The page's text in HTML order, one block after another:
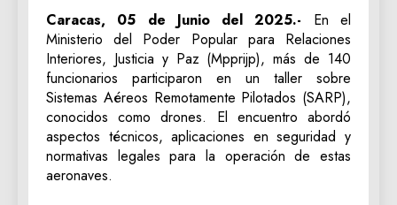
Caracas, 05 de Junio del 2025.- En el
Ministerio del Poder Popular para Relaciones
Interiores, Justicia y Paz (Mpprijp), más de 140
funcionarios participaron en un taller sobre
Sistemas Aéreos Remotamente Pilotados (SARP),
conocidos como drones. El encuentro abordó
aspectos técnicos, aplicaciones en seguridad y
normativas legales para la operación de estas
aeronaves.